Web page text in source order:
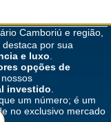
Camboriú e região,
destaca por sua
e luxo.
opções de
investido.
um número; é um
no exclusivo mercado